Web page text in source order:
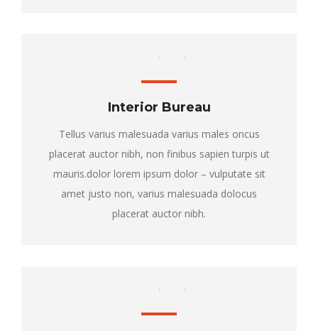
Interior Bureau
Tellus varius malesuada varius males oncus
placerat auctor nibh, non finibus sapien turpis ut
mauris.dolor lorem ipsum dolor – vulputate sit
amet justo non, varius malesuada dolocus
placerat auctor nibh.